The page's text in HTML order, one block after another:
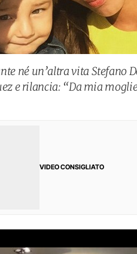
né un’altra vita Stefano
e rilancia: “Da mia
VIDEO CONSIGLIATO